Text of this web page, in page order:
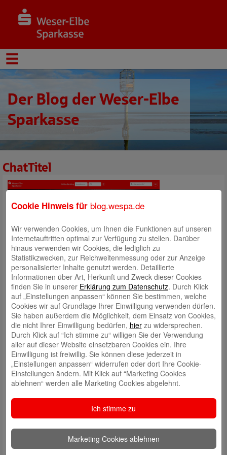
Der Blog der Weser-Elbe
Sparkasse
ChatTitel
Schreibe einen Kommentar
Deine E-Mail-Adresse wird nicht veröffentlicht. Erforderliche Felder
sind mit *markiert
Website
Meinen Namen, meine E-Mail-Adresse und meine Website in
Cookie Hinweis für blog.wespa.de
Wir verwenden Cookies, um Ihnen die Funktionen auf unseren
Internetauftritten optimal zur Verfügung zu stellen. Darüber
hinaus verwenden wir Cookies, die lediglich zu
Statistikzwecken, zur Reichweitenmessung oder zur Anzeige
personalisierter Inhalte genutzt werden. Detaillierte
Informationen über Art, Herkunft und Zweck dieser Cookies
finden Sie in unserer Erklärung zum Datenschutz. Durch Klick
auf „Einstellungen anpassen“ können Sie bestimmen, welche
Cookies wir auf Grundlage Ihrer Einwilligung verwenden dürfen.
Sie haben außerdem die Möglichkeit, dem Einsatz von Cookies,
die nicht Ihrer Einwilligung bedürfen, hierzu widersprechen.
Durch Klick auf “Ich stimme zu“ willigen Sie der Verwendung
aller auf dieser Website einsetzbaren Cookies ein. Ihre
Einwilligung ist freiwillig. Sie können diese jederzeit in
„Einstellungen anpassen“ widerrufen oder dort Ihre Cookie-
Einstellungen ändern. Mit Klick auf “Marketing Cookies
ablehnen“ werden alle Marketing Cookies abgelehnt.
Ich stimme zu
Marketing Cookies ablehnen